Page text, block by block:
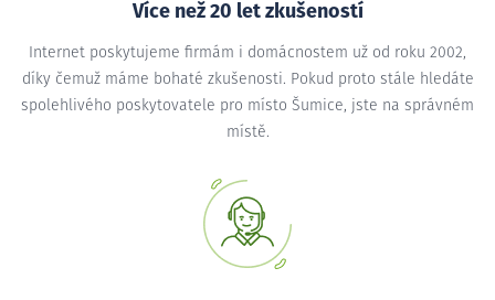
Více než 20 let zkušeností
Internet poskytujeme firmám i domácnostem už od roku 2002,
díky čemuž máme bohaté zkušenosti. Pokud proto stále hledáte
spolehlivého poskytovatele pro místo Šumice, jste na správném
místě.